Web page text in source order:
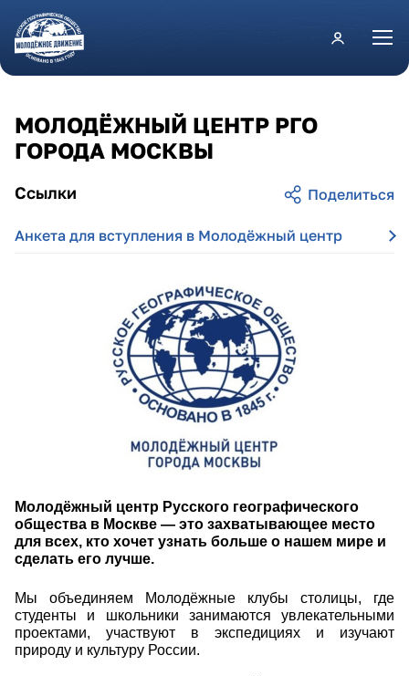
Перейти к основному содержанию
Ссылки
Анкета для вступления в Молодёжный центр
МОЛОДЁЖНЫЙ ЦЕНТР РГО
ГОРОДА МОСКВЫ
g_apa1dhyq4.jpg
Молодёжный центр Русского географического
общества в Москве — это захватывающее место
для всех, кто хочет узнать больше о нашем мире и
сделать его лучше.
Мы объединяем Молодёжные клубы столицы, где
студенты и школьники занимаются увлекательными
проектами, участвуют в экспедициях и изучают
природу и культуру России.